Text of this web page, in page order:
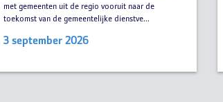
met gemeenten uit de regio vooruit naar de
toekomst van de gemeentelijke dienstve...
3 september 2026